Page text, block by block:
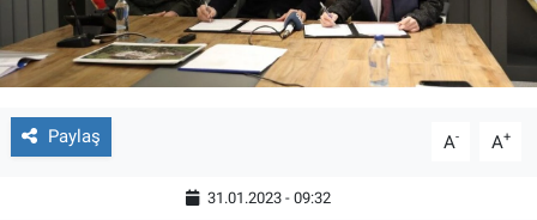
Paylaş A- A+
31.01.2023 - 09:32